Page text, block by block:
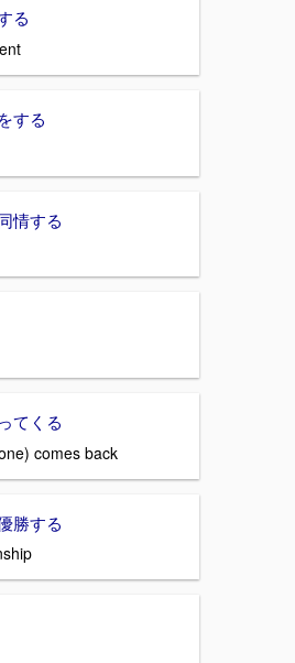
る
する
情する
てくる
comes back
勝する